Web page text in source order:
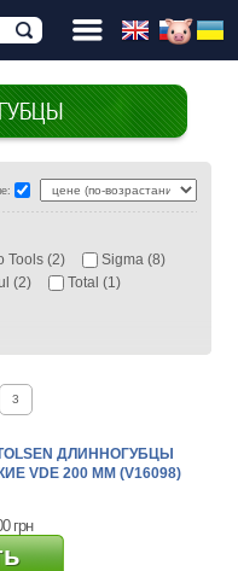
Tools (2)
Sigma (8)
(2)
Total (1)
3
ДЛИННОГУБЦЫ
VDE 200 ММ (V16098)
грн